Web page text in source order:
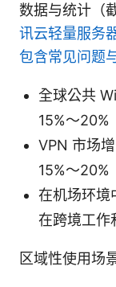
数据与统计（
讯云轻量服务
包含常见问题
全球公共
15%～20%
VPN 市场
15%～20%
在机场环境
在跨境工作
区域性使用场